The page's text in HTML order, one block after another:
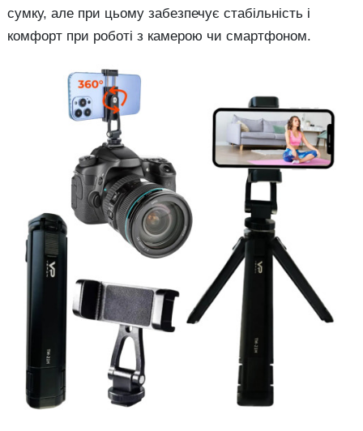
сумку, але при цьому забезпечує стабільність і
комфорт при роботі з камерою чи смартфоном.